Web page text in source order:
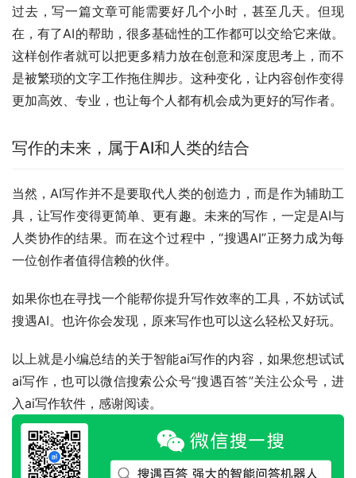
过去，写一篇文章可能需要好几个小时，甚至几天。但现
在，有了AI的帮助，很多基础性的工作都可以交给它来做。
这样创作者就可以把更多精力放在创意和深度思考上，而不
是被繁琐的文字工作拖住脚步。这种变化，让内容创作变得
更加高效、专业，也让每个人都有机会成为更好的写作者。
写作的未来，属于AI和人类的结合
当然，AI写作并不是要取代人类的创造力，而是作为辅助工
具，让写作变得更简单、更有趣。未来的写作，一定是AI与
人类协作的结果。而在这个过程中，“搜遇AI”正努力成为每
一位创作者值得信赖的伙伴。
如果你也在寻找一个能帮你提升写作效率的工具，不妨试试
搜遇AI。也许你会发现，原来写作也可以这么轻松又好玩。
以上就是小编总结的关于智能ai写作的内容，如果您想试试
ai写作，也可以微信搜索公众号“搜遇百答”关注公众号，进
入ai写作软件，感谢阅读。